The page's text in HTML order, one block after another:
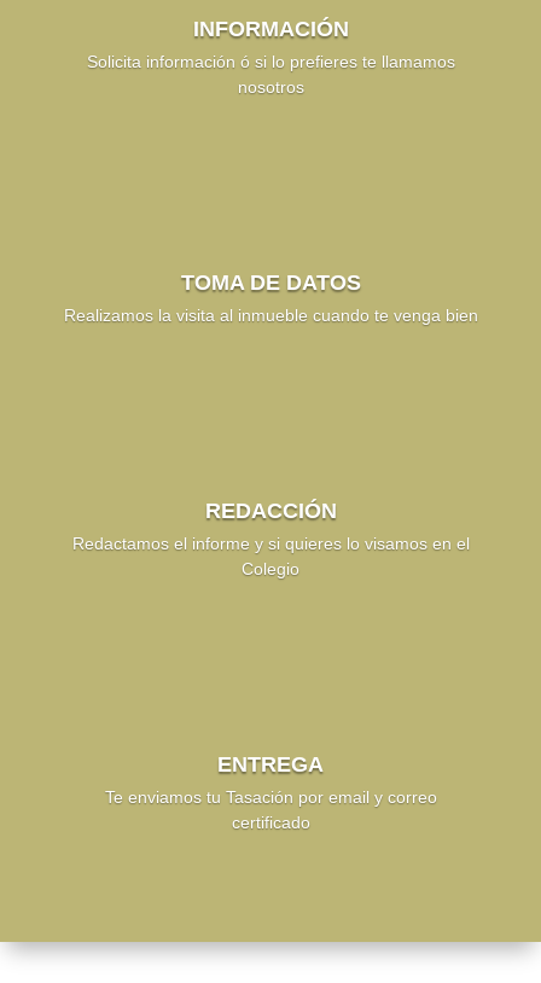
INFORMACIÓN
Solicita información ó si lo prefieres te llamamos
nosotros
TOMA DE DATOS
Realizamos la visita al inmueble cuando te venga bien
REDACCIÓN
Redactamos el informe y si quieres lo visamos en el
Colegio
ENTREGA
Te enviamos tu Tasación por email y correo
certificado